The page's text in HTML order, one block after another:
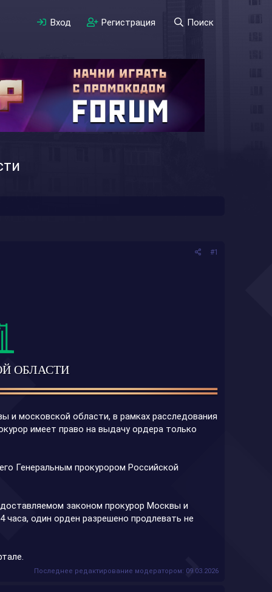
Вход Регистрация Поиск
#1
ОБЛАСТИ
и московской области, в рамках расследования
имеет право на выдачу ордера только
Генеральным прокурором Российской
законом прокурор Москвы и
один орден разрешено продлевать не
Последнее редактирование модератором: 09.03.2026